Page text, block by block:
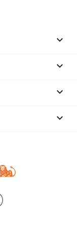



keyboard_arrow_down